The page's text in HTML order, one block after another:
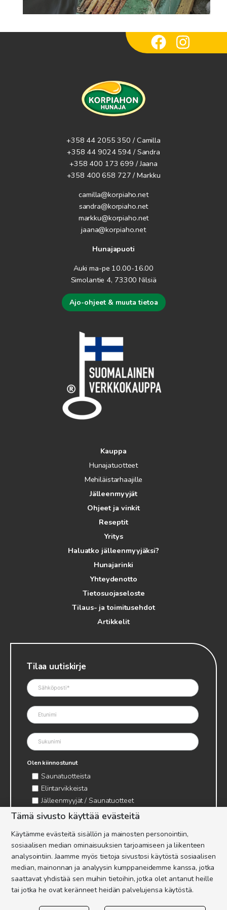
+358 44 2055 350 / Camilla
+358 44 9024 594 / Sandra
+358 400 173 699 / Jaana
+358 400 658 727 / Markku
camilla@korpiaho.net
sandra@korpiaho.net
markku@korpiaho.net
jaana@korpiaho.net
Hunajapuoti
Auki ma-pe 10.00-16.00
Simolantie 4, 73300 Nilsiä
Ajo-ohjeet & muuta tietoa
Kauppa
Hunajatuotteet
Mehiläistarhaajille
Jälleenmyyjät
Ohjeet ja vinkit
Reseptit
Yritys
Haluatko jälleenmyyjäksi?
Hunajarinki
Yhteydenotto
Tietosuojaseloste
Tilaus- ja toimitusehdot
Artikkelit
Tilaa uutiskirje
Olen kiinnostunut
Saunatuotteista
Elintarvikkeista
Jälleenmyyjät / Saunatuotteet
Jälleenmyyjät / Elintarvikkeet
Mehiläistarvikkeet
Ajankohtaista & tietopaketit tarhaajalle
Tämä sivusto käyttää evästeitä
Käytämme evästeitä sisällön ja mainosten personointiin,
sosiaalisen median ominaisuuksien tarjoamiseen ja liikenteen
analysointiin. Jaamme myös tietoja sivustosi käytöstä sosiaalisen
median, mainonnan ja analyysin kumppaneidemme kanssa, jotka
saattavat yhdistää sen muihin tietoihin, jotka olet antanut heille
tai jotka he ovat keränneet heidän palvelujensa käytöstä.